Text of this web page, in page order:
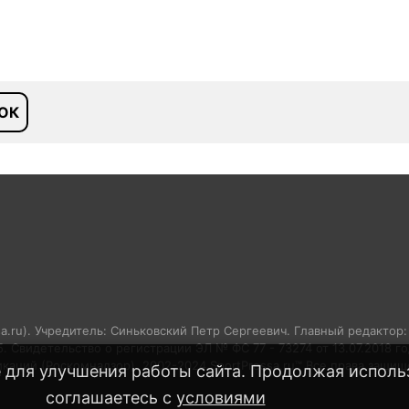
улучшения работы сайта. Продолжая
соглашаетесь с условиями
Учредитель: Синьковский Петр Сергеевич. Главный
о регистрации ЭЛ № ФС 77 - 73274 от 13.07.2018
(Роскомнадзор). 2002-2024 SportPressa.ru™ Все права